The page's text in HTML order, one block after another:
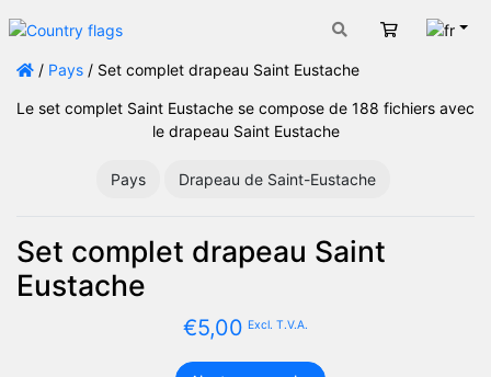
Panier
/ Pays / Set complet drapeau Saint Eustache
Le set complet Saint Eustache se compose de 188 fichiers avec
le drapeau Saint Eustache
Pays Drapeau de Saint-Eustache
Set complet drapeau Saint
Eustache
€5,00 Excl. T.V.A.